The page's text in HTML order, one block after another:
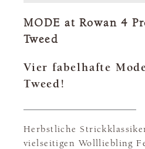
MODE at Rowan 4
Tweed
Vier fabelhafte
Tweed!
Herbstliche
vielseitigen Wollliebling